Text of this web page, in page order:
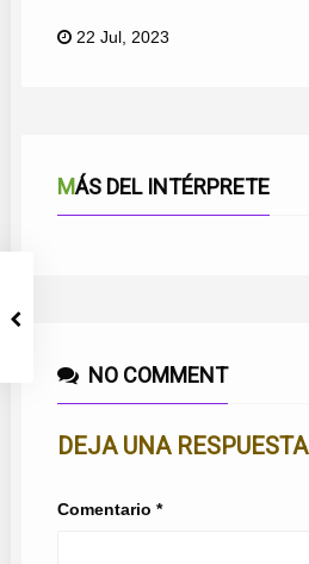
22 Jul, 2023
MÁS DEL INTÉRPRETE
NO COMMENT
DEJA UNA RESPUESTA
Comentario *